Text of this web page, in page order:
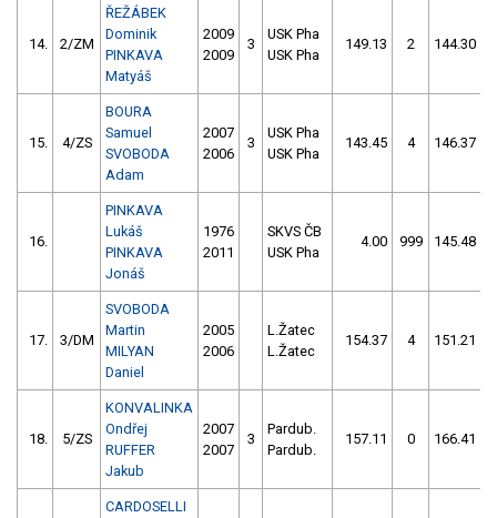
14. 2/ZM
ŘEŽÁBEK
Dominik
PINKAVA
Matyáš
2009
2009
3
USK Pha
USK Pha
149.13 2 144.30
15. 4/ZS
BOURA
Samuel
SVOBODA
Adam
2007
2006
3
USK Pha
USK Pha
143.45 4 146.37
16.
PINKAVA
Lukáš
PINKAVA
Jonáš
1976
2011
SKVS ČB
USK Pha
4.00 999 145.48
17. 3/DM
SVOBODA
Martin
MILYAN
Daniel
2005
2006
L.Žatec
L.Žatec
154.37 4 151.21
18. 5/ZS
KONVALINKA
Ondřej
RUFFER
Jakub
2007
2007
3
Pardub.
Pardub.
157.11 0 166.41
CARDOSELLI